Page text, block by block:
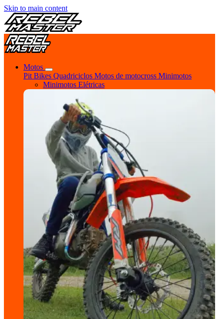
Skip to main content
Motos
Pit Bikes Quadriciclos Motos de motocross Minimotos
Minimotos Elétricas